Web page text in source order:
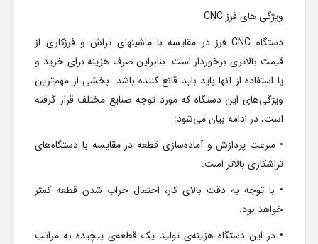
ویژگی های فرز CNC
دستگاه CNC فرز در مقایسه با ماشینهای تراش و فرزکاری از
قیمت بالاتری برخوردار است. بنابراین صرف هزینه برای خرید و
یا استفاده از آنها باید باید قانع کننده باشد. بخشی از مهم‌ترین
ویژگی‌های این دستگاه که مورد توجه صنایع مختلف قرار گرفته‌
است، در ادامه بیان می‌شود:
• سرعت پردازش و آماده‌سازی قطعه در مقایسه با دستگاه‌های
تراشکاری بالاتر است.
• با توجه به دقت بالای کار، احتمال خراب شدن قطعه کمتر
خواهد بود.
• در این دستگاه هزینه‌ی تولید یک قطعه‌ی پیچیده به مراتب